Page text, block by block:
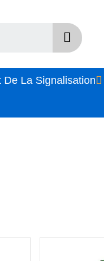
De La Signalisation